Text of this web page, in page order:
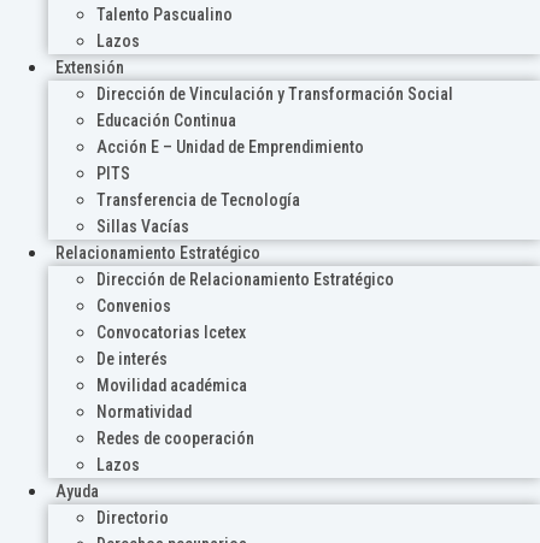
Talento Pascualino
Lazos
Extensión
Dirección de Vinculación y Transformación Social
Educación Continua
Acción E – Unidad de Emprendimiento
PITS
Transferencia de Tecnología
Sillas Vacías
Relacionamiento Estratégico
Dirección de Relacionamiento Estratégico
Convenios
Convocatorias Icetex
De interés
Movilidad académica
Normatividad
Redes de cooperación
Lazos
Ayuda
Directorio